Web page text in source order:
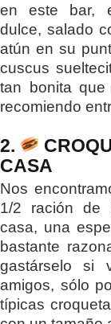
en este bar,
dulce, salado
atún en su
cuscus
tan bonita
recomiendo
2.
CASA
Nos
1/2 ración de
casa, una
bastante
gastárselo si
amigos, sólo
típicas